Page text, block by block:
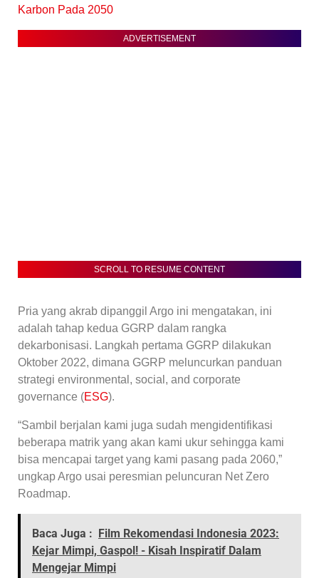
Karbon Pada 2050
ADVERTISEMENT
SCROLL TO RESUME CONTENT
Pria yang akrab dipanggil Argo ini mengatakan, ini
adalah tahap kedua GGRP dalam rangka
dekarbonisasi. Langkah pertama GGRP dilakukan
Oktober 2022, dimana GGRP meluncurkan panduan
strategi environmental, social, and corporate
governance (ESG).
“Sambil berjalan kami juga sudah mengidentifikasi
beberapa matrik yang akan kami ukur sehingga kami
bisa mencapai target yang kami pasang pada 2060,”
ungkap Argo usai peresmian peluncuran Net Zero
Roadmap.
Baca Juga :
Film Rekomendasi Indonesia 2023:
Kejar Mimpi, Gaspol! - Kisah Inspiratif Dalam
Mengejar Mimpi